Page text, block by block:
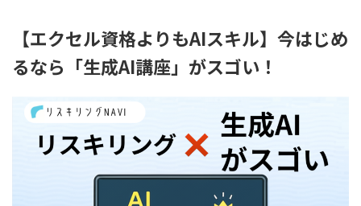
【エクセル資格よりもAIスキル】今はじめ
るなら「生成AI講座」がスゴい！